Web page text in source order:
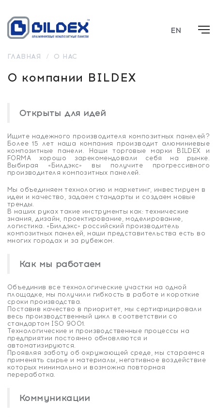
EN
ГЛАВНАЯ / О НАС
О компании BILDEX
Открыты для идей
Ищите надежного производителя композитных панелей?
Более 15 лет наша компания производит алюминиевые
композитные панели. Наши торговые марки BILDEX и
FORMA хорошо зарекомендовали себя на рынке.
Выбирая «Билдэкс» вы получите прогрессивного
производителя композитных панелей.
Мы объединяем технологию и маркетинг, инвестируем в
идеи и качество, задаем стандарты и создаем новые
тренды.
В наших руках такие инструменты как: технические
знания, дизайн, проектирование, моделирование,
логистика. «Билдэкс» российский производитель
композитных панелей, наши представительства есть во
многих городах и за рубежом.
Как мы работаем
Объединив все технологические участки на одной
площадке, мы получили гибкость в работе и короткие
сроки производства.
Поставив качество в приоритет, мы сертифицировали
весь производственный цикл в соответствии со
стандартом ISO 9001.
Технологические и производственные процессы на
предприятии постоянно обновляются и
автоматизируются.
Проявляя заботу об окружающей среде, мы стараемся
применять сырье и материалы, негативное воздействие
которых минимально и возможна повторная
переработка.
Коммуникации